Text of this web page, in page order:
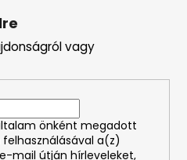
vagy
önként megadott
a(z)
mail útján hírleveleket,